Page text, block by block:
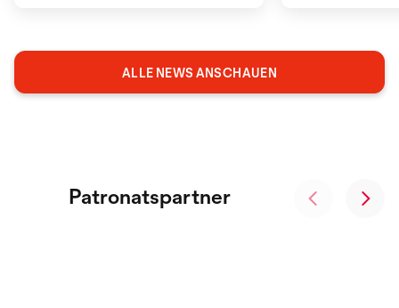
ALLE NEWS ANSCHAUEN
Patronatspartner